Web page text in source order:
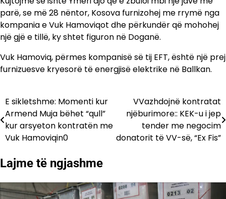
parë, se më 28 nëntor, Kosova furnizohej me rrymë nga
kompania e Vuk Hamoviqot dhe përkundër që mohohej
një gjë e tillë, ky shtet figuron në Doganë.
Vuk Hamoviq, përmes kompanisë së tij EFT, është një prej
furnizuesve kryesorë të energjisë elektrike në Ballkan.
Lëvizje
te
postimet
E sikletshme: Momenti kur
Armend Muja bëhet “qull”
kur arsyeton kontratën me
Vuk Hamoviqin0
VVazhdojnë kontratat
njëburimore:: KEK-u i jep
tender me negocim
donatorit të VV-së, “Ex Fis”
Lajme të ngjashme